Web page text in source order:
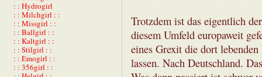
: : Hydrogirl
: : Milchgirl : :
: : Missgirl : :
: : Ballgirl : :
: : Kaltgirl : :
: : Stilgirl : :
: : Emogirl : :
: : 356girl : :
Trotzdem ist das eigentlich
diesem Umfeld europaweit
eines Grexit die dort
lassen. Nach Deutschland.